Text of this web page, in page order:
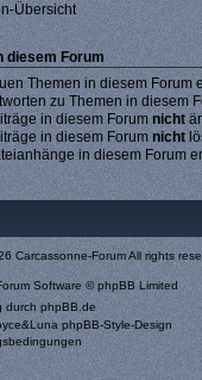
Übersicht
diesem Forum
Themen in diesem Forum
zu Themen in diesem
in diesem Forumnicht
in diesem Forum nicht
in diesem Forum
Carcassonne-Forum All rights
Software © phpBB Limited
durch phpBB.de
phpBB-Style-Design